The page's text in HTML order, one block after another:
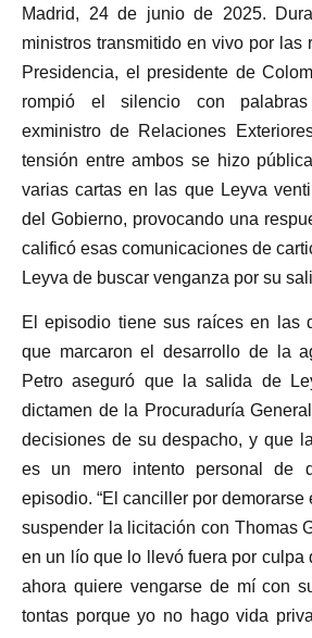
Madrid, 24 de junio de 2025.
ministros transmitido en vivo por las
Presidencia, el presidente de
rompió el silencio con
exministro de Relaciones
tensión entre ambos se hizo
varias cartas en las que Leyva
del Gobierno, provocando una
calificó esas comunicaciones de
Leyva de buscar venganza por su
El episodio tiene sus raíces en las
que marcaron el desarrollo de la
Petro aseguró que la salida de
dictamen de la Procuraduría
decisiones de su despacho, y que
es un mero intento personal de
episodio. “El canciller por demorarse
suspender la licitación con Thomas
en un lío que lo llevó fuera por culpa
ahora quiere vengarse de mí con
tontas porque yo no hago vida